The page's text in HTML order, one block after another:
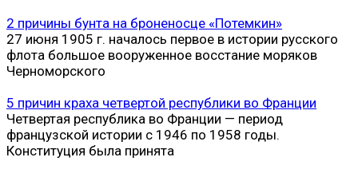
2 причины бунта на броненосце «Потемкин»
27 июня 1905 г. началось первое в истории русского
флота большое вооруженное восстание моряков
Черноморского
5 причин краха четвертой республики во Франции
Четвертая республика во Франции — период
французской истории с 1946 по 1958 годы.
Конституция была принята